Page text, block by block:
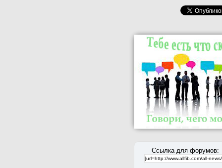
Ссылка для форумов: